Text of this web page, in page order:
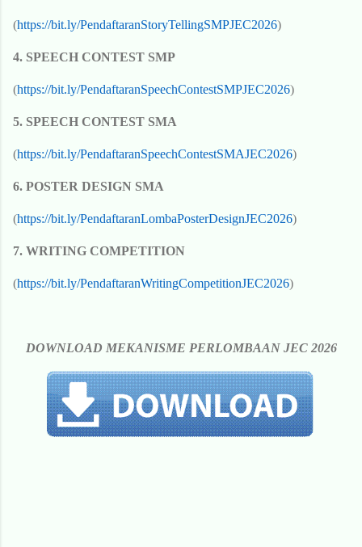
(https://bit.ly/PendaftaranStoryTellingSMPJEC2026)
4. SPEECH CONTEST SMP
(https://bit.ly/PendaftaranSpeechContestSMPJEC2026)
5. SPEECH CONTEST SMA
(https://bit.ly/PendaftaranSpeechContestSMAJEC2026)
6. POSTER DESIGN SMA
(https://bit.ly/PendaftaranLombaPosterDesignJEC2026)
7. WRITING COMPETITION
(https://bit.ly/PendaftaranWritingCompetitionJEC2026)
DOWNLOAD MEKANISME PERLOMBAAN JEC 2026